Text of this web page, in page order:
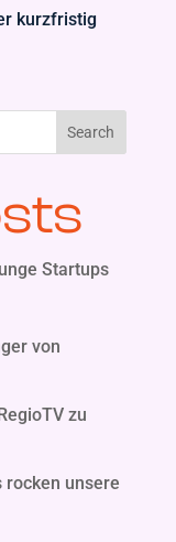
kurzfristig
Search
Startups
von
zu
rocken unsere